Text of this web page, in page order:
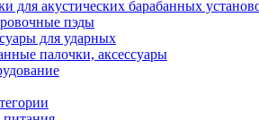
для акустических барабанных
пэды
для ударных
палочки, аксессуары